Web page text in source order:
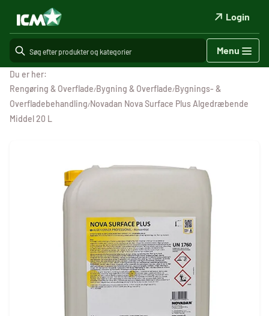
Login
Menu
Du er her:
Rengøring & Overflade/Bygning & Overflade/Bygnings- &
Overfladebehandling/Novadan Nova Surface Plus Algedræbende
Middel 20 L